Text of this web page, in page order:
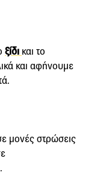
ξίδι και το
και αφήνουμε
μονές στρώσεις